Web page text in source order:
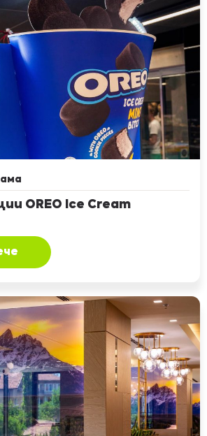
OREO Ice Cream